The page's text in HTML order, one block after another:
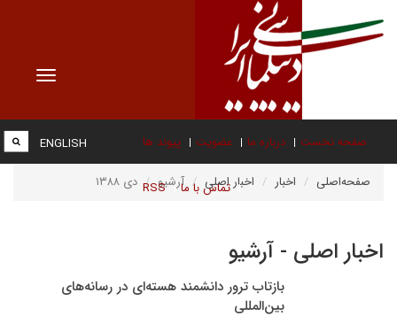
Toggle
صفحه نخست درباره ما عضویت پیوند ها
تماس با ما RSS
ENGLISH
صفحه‌اصلی اخبار اخبار اصلی آرشیو دی ۱۳۸۸
اخبار اصلی - آرشیو
بازتاب ترور دانشمند هسته‌اى در رسانه‌هاى
بين‌المللى